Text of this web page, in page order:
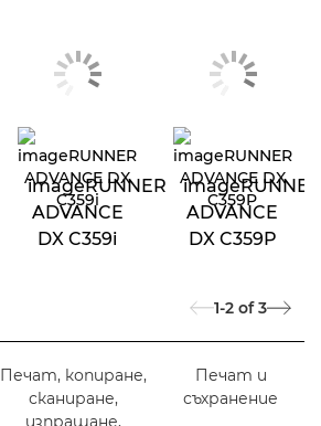
imageRUNNER
ADVANCE
DX C359i
imageRUNNER
ADVANCE
DX C359P
1-2 of 3
Печат, копиране,
сканиране,
изпращане,
Печат и
съхранение